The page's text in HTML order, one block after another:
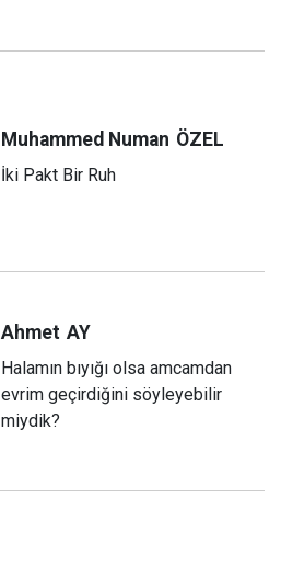
Muhammed Numan ÖZEL
İki Pakt Bir Ruh
Ahmet AY
Halamın bıyığı olsa amcamdan
evrim geçirdiğini söyleyebilir
miydik?